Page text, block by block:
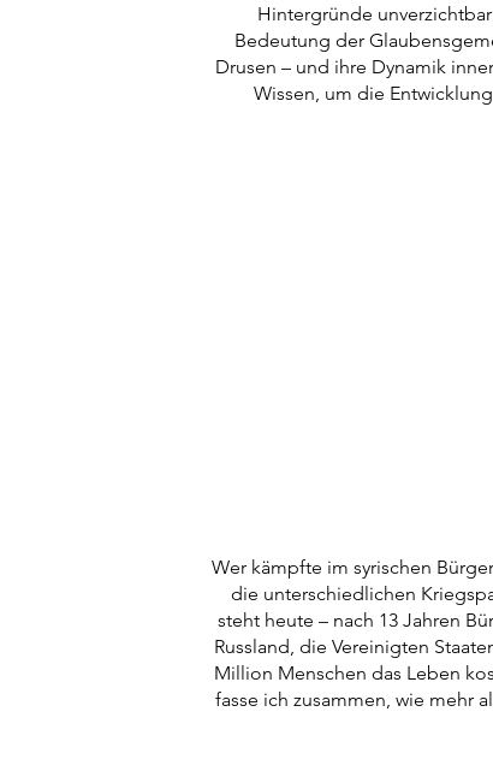
Hintergründe
Bedeutung der
Drusen – und ihre Dynamik
Wissen, um die
Wer kämpfte im syrischen
die unterschiedlichen
steht heute – nach 13 Jahren
Russland, die Vereinigten
Million Menschen das Leben
fasse ich zusammen, wie mehr